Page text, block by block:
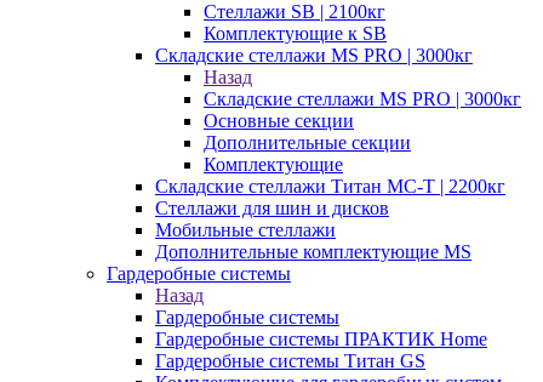
Стеллажи SB | 2100кг
Комплектующие к SB
Складские стеллажи MS PRO | 3000кг
Назад
Складские стеллажи MS PRO | 3000кг
Основные секции
Дополнительные секции
Комплектующие
Складские стеллажи Титан МС-Т | 2200кг
Стеллажи для шин и дисков
Мобильные стеллажи
Дополнительные комплектующие MS
Гардеробные системы
Назад
Гардеробные системы
Гардеробные системы ПРАКТИК Home
Гардеробные системы Титан GS